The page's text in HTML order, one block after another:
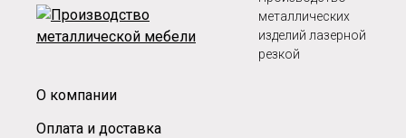
металлических
изделий лазерной
резкой
О компании
Оплата и доставка